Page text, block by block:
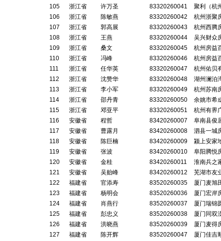
105
浙江省 许万圣 83320260041
聚利（杭
106
浙江省 陈敏燕 83320260042
杭州浙聚
107
浙江省 郭高展 83320260043
杭州西腾
108
浙江省 王燕 83320260044
吴兴财众
109
浙江省 桑文 83320260045
杭州房益
110
浙江省 冯峰 83320260046
杭州房益
111
浙江省 任华英 83320260047
杭州佑贝
112
浙江省 沈赞华 83320260048
湖州澜泊
113
浙江省 李小军 83320260049
杭州苏南
114
浙江省 邵丹青 83320260050
余姚市希
115
浙江省 邓亚平 83320260051
杭州有界
116
安徽省 程哲 83420260007
阜南县俊
117
安徽省 曹露月 83420260008
泗县一城
118
安徽省 陈巨楠 83420260009
颍上安家
119
安徽省 张波 83420260010
阜阳腾悦
120
安徽省 金桂 83420260011
淮南兵之
121
安徽省 吴贻峰 83420260012
芜湖市友
122
福建省 官添寿 83520260035
厦门麦旭
123
福建省 杨明会 83520260036
厦门宏岸
124
福建省 肖燕行 83520260037
厦门瑞锦
125
福建省 彭忠义 83520260038
厦门同双
126
福建省 洪晓燕 83520260039
厦门麦得
127
福建省 陈开辉 83520260047
厦门佳吉